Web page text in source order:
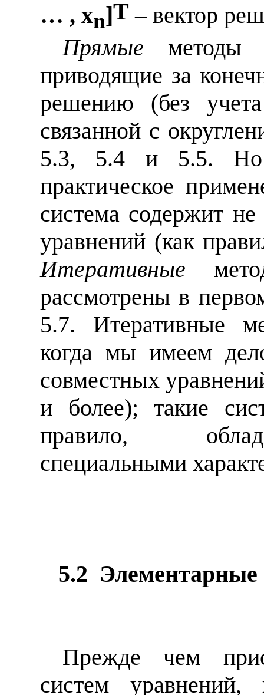
… , xn]T – вектор
Прямые методы
приводящие за
решению (без
связанной с
5.3, 5.4 и 5.5. Но
практическое
система содержит
уравнений (как
Итеративные
рассмотрены в
5.7. Итеративные
когда мы имеем
совместных
и более); такие
правило,
специальными
5.2 Элементарные
Прежде чем
систем